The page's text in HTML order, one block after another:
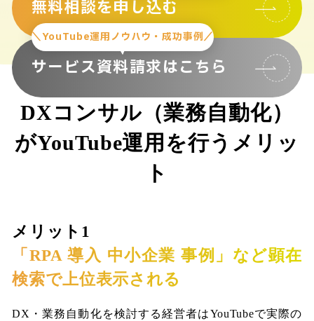
無料相談を申し込む
＼YouTube運用ノウハウ・成功事例／
サービス資料請求はこちら
DXコンサル（業務自動化）
がYouTube運用を行うメリッ
ト
メリット1
「RPA 導入 中小企業 事例」など顕在
検索で上位表示される
DX・業務自動化を検討する経営者はYouTubeで実際の